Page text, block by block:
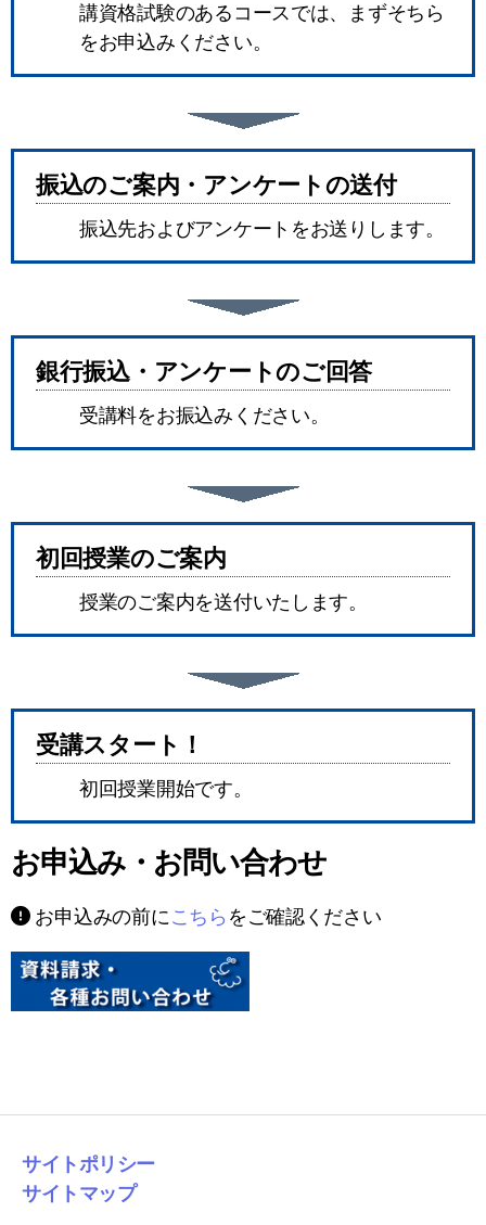
講資格試験のあるコースでは、まずそちら
をお申込みください。
振込のご案内・アンケートの送付
振込先およびアンケートをお送りします。
銀行振込・アンケートのご回答
受講料をお振込みください。
初回授業のご案内
授業のご案内を送付いたします。
受講スタート！
初回授業開始です。
お申込み・お問い合わせ
お申込みの前に こちら をご確認ください
サイトポリシー
サイトマップ